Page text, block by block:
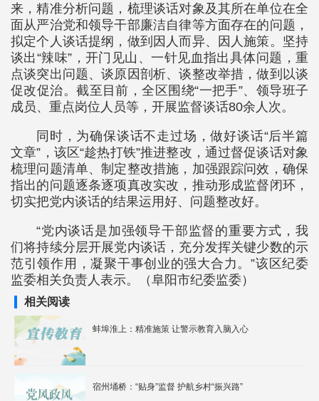
来，精准分析问题，梳理谈话对象及其所在单位在全
面从严治党和领导干部廉洁自律等方面存在的问题，
拟定个人谈话提纲，做到因人而异、因人施策。坚持
谈出“辣味”，开门见山、一针见血指出具体问题，重
点谈突出问题、谈原因剖析、谈整改举措，做到以谈
促改促治。截至目前，全区围绕“一把手”、领导班子
成员、重点岗位人员等，开展监督谈话80余人次。
同时，为确保谈话不走过场，做好谈话“后半篇
文章”，该区“趁热打铁”推进整改，通过督促谈话对象
梳理问题清单、制定整改措施，加强跟踪问效，确保
指出的问题逐条逐项真改实改，推动形成监督闭环，
切实把党内谈话的结果运用好、问题整改好。
“党内谈话是加强领导干部监督的重要方式，我
们将持续分层开展党内谈话，充分发挥关键少数的示
范引领作用，凝聚干事创业的强大合力。”该区纪委
监委相关负责人表示。（阜阳市纪委监委）
相关阅读
蚌埠淮上：精准施策 让警示教育入脑入心
宿州埇桥：“贴身”监督 护航乡村“振兴路”